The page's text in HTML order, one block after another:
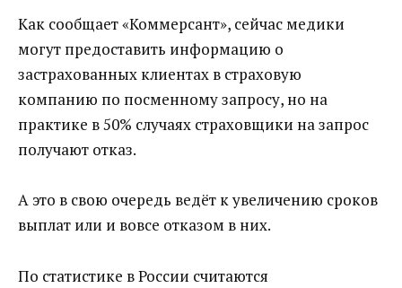
Как сообщает «Коммерсант», сейчас медики
могут предоставить информацию о
застрахованных клиентах в страховую
компанию по посменному запросу, но на
практике в 50% случаях страховщики на запрос
получают отказ.
А это в свою очередь ведёт к увеличению сроков
выплат или и вовсе отказом в них.
По статистике в России считаются